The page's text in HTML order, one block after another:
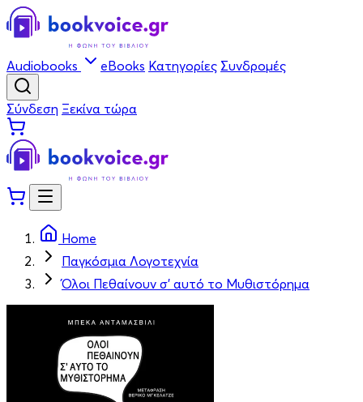
Audiobooks eBooks Κατηγορίες Συνδρομές
Σύνδεση Ξεκίνα τώρα
Home
Παγκόσμια Λογοτεχνία
Όλοι Πεθαίνουν σ' αυτό το Μυθιστόρημα